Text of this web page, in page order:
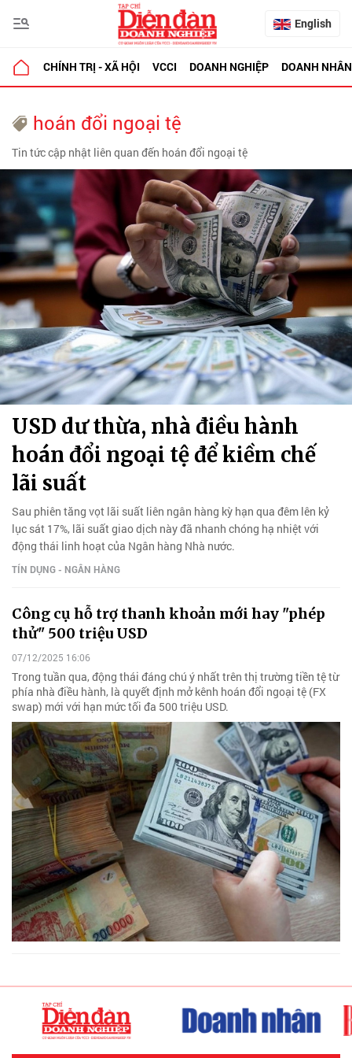
English
CHÍNH TRỊ - XÃ HỘI VCCI DOANH NGHIỆP DOANH NHÂN
hoán đổi ngoại tệ
Tin tức cập nhật liên quan đến hoán đổi ngoại tệ
USD dư thừa, nhà điều hành
hoán đổi ngoại tệ để kiềm chế
lãi suất
Sau phiên tăng vọt lãi suất liên ngân hàng kỳ hạn qua đêm lên kỷ
lục sát 17%, lãi suất giao dịch này đã nhanh chóng hạ nhiệt với
động thái linh hoạt của Ngân hàng Nhà nước.
TÍN DỤNG - NGÂN HÀNG
Công cụ hỗ trợ thanh khoản mới hay "phép
thử" 500 triệu USD
07/12/2025 16:06
Trong tuần qua, động thái đáng chú ý nhất trên thị trường tiền tệ từ
phía nhà điều hành, là quyết định mở kênh hoán đổi ngoại tệ (FX
swap) mới với hạn mức tối đa 500 triệu USD.